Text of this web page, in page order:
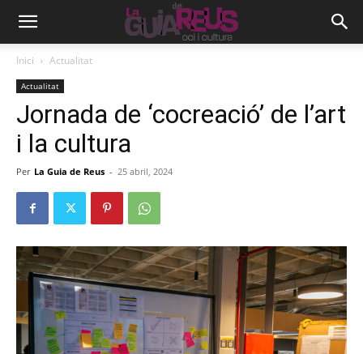
Inici Actualitat
Actualitat
Jornada de ‘cocreació’ de l’art
i la cultura
Per La Guia de Reus - 25 abril, 2024